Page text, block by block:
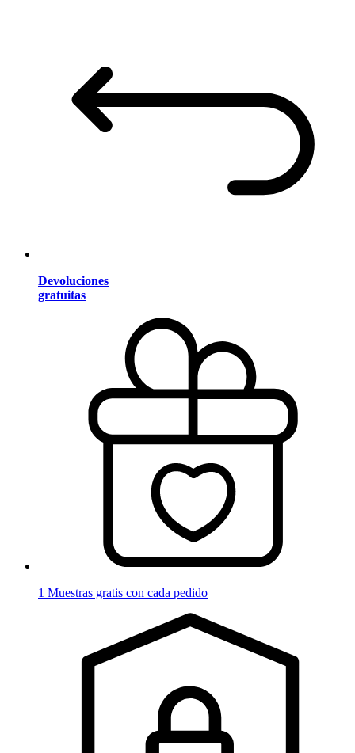
Devoluciones
gratuitas
1 Muestras gratis con cada pedido